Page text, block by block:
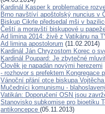
Kardinál Kasper k problematice
Brno navštíví apoštolský nuncius v
Biskup Cikrle předsedal mši v
Čeští a moravští biskupové u
Ad limina 2014: živě z Vatikánu na
Ad limina apostolorum (11.02.2014)
Kardinál Ján Chryzostom Korec o
Kardinál Poupard: Je zbytečné
Člověk je napadán novými herezemi
- rozhovor s prefektem Kongregace
Vánoční přání otce biskupa
Mučedníci komunismu -
Vatikán: Doporučení OSN jsou
Stanovisko subkomise pro bioetiku
antikoncepce (05.11.2013)